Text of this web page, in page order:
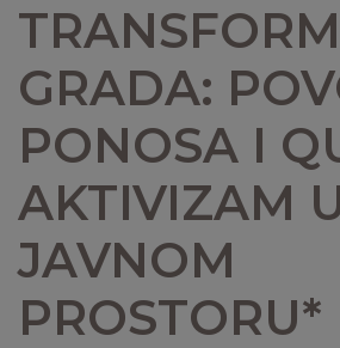
GRADA:
PONOSA I
AKTIVIZAM
JAVNOM
PROSTORU*